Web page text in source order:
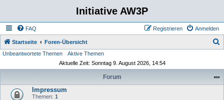
Initiative AW3P
FAQ Anmelden
Registrieren
Startseite Foren-Übersicht
Unbeantwortete Themen
Aktive Themen
Aktuelle Zeit: Sonntag 9. August 2026, 14:54
Forum
Impressum
Themen: 1